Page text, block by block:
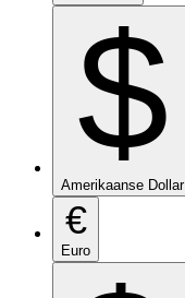
$
Amerikaanse Dollar
€
Euro